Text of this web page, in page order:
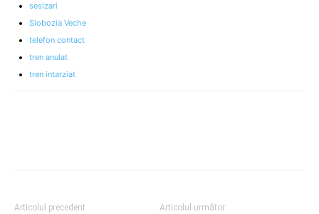
sesizari
Slobozia Veche
telefon contact
tren anulat
tren intarziat
Articolul precedent Articolul următor